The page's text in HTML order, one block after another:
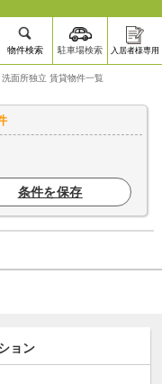
物件検索 駐車場検索 入居者様専用
洗面所独立 賃貸物件一覧
条件を保存
ョン